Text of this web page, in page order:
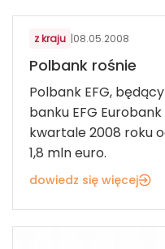
z kraju |08.05.2008
Polbank rośnie
Polbank EFG,
banku EFG
kwartale 2008 roku
1,8 mln euro.
dowiedz się więcej